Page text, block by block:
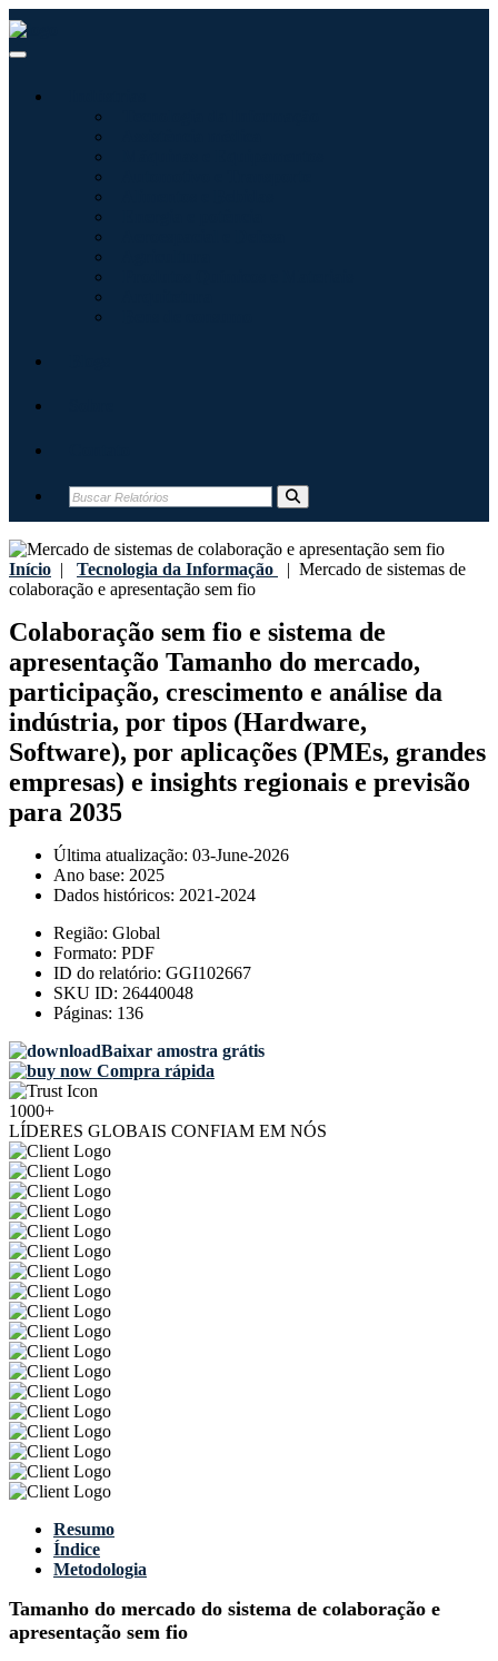
Início | Tecnologia da Informação | Mercado de sistemas de
colaboração e apresentação sem fio
Colaboração sem fio e sistema de
apresentação Tamanho do mercado,
participação, crescimento e análise da
indústria, por tipos (Hardware,
Software), por aplicações (PMEs, grandes
empresas) e insights regionais e previsão
para 2035
Última atualização: 03-June-2026
Ano base: 2025
Dados históricos: 2021-2024
Região: Global
Formato: PDF
ID do relatório: GGI102667
SKU ID: 26440048
Páginas: 136
Baixar amostra grátis
Compra rápida
1000+
LÍDERES GLOBAIS CONFIAM EM NÓS
Resumo
Índice
Metodologia
Tamanho do mercado do sistema de colaboração e
apresentação sem fio